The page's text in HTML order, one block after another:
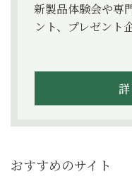
新製品体験会や専
ント、プレゼント
おすすめのサイト